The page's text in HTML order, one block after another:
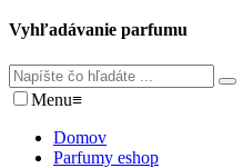
Vyhľadávanie parfumu
Menu≡
Domov
Parfumy eshop